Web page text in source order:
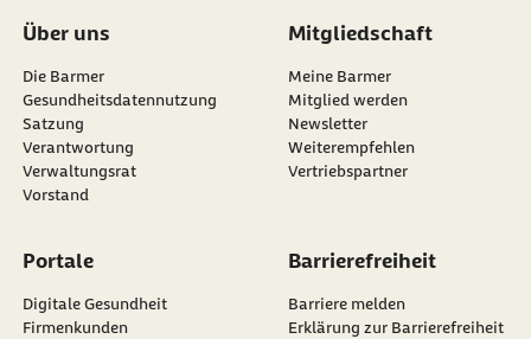
Über uns
Die Barmer
Gesundheitsdatennutzung
Satzung
Verantwortung
Verwaltungsrat
Vorstand
Mitgliedschaft
Meine Barmer
Mitglied werden
Newsletter
externer Link:
Weiterempfehlen
Vertriebspartner
Portale
Digitale Gesundheit
Firmenkunden
Barrierefreiheit
Barriere melden
Erklärung zur Barrierefreiheit